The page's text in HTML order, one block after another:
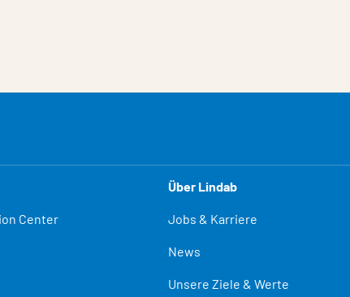
Center
Über Lindab
Jobs & Karriere
News
Unsere Ziele & Werte